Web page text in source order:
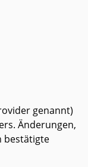
genannt)
Änderungen,
bestätigte